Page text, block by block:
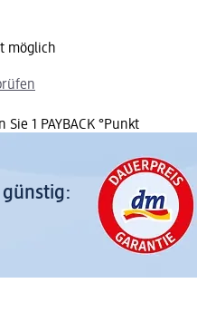
möglich
1 PAYBACK °Punkt